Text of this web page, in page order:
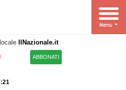
IlNazionale.it
ABBONATI